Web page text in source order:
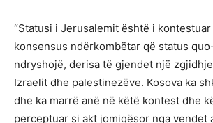
“Statusi i Jerusalemit është i
konsensus ndërkombëtar që status
ndryshojë, derisa të gjendet një
Izraelit dhe palestinezëve. Kosova ka
dhe ka marrë anë në këtë kontest dhe
perceptuar si akt jomiqësor nga vendet